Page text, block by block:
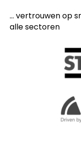
... vertrouwen op
alle sectoren